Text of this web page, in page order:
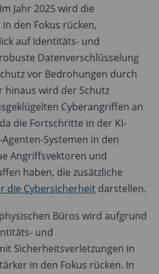
Jahr 2025 wird die
den Fokus rücken,
auf Identitäts- und
Datenverschlüsselung
vor Bedrohungen durch
hinaus wird der Schutz
Cyberangriffen an
die Fortschritte in der KI-
Systemen in den
Angriffsvektoren und
haben, die zusätzliche
die Cybersicherheit darstellen.
Büros wird aufgrund
und
Sicherheitsverletzungen in
in den Fokus rücken. In